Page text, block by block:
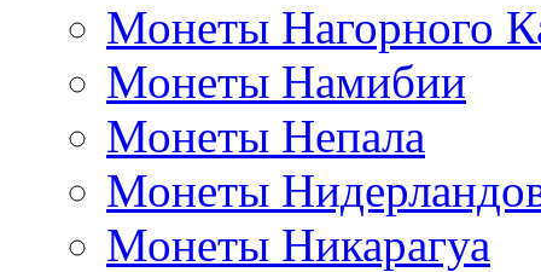
Монеты Нагорного
Монеты Намибии
Монеты Непала
Монеты
Монеты Никарагуа